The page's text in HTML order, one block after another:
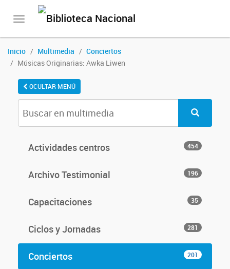
Toggle
Inicio Multimedia
Conciertos
Músicas Originarias: Awka Liwen
OCULTAR MENÚ
Actividades centros 454
Archivo Testimonial 196
Capacitaciones 35
Ciclos y Jornadas 281
Conciertos 201